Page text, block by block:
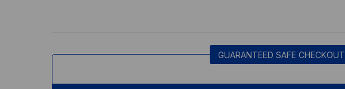
GUARANTEED SAFE CHECKOUT